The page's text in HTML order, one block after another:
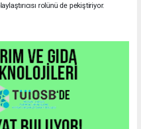
rolünü de pekiştiriyor.